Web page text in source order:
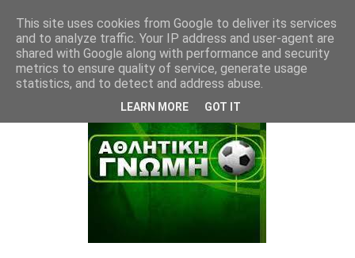
This site uses cookies from Google to deliver its services
and to analyze traffic. Your IP address and user-agent are
shared with Google along with performance and security
metrics to ensure quality of service, generate usage
statistics, and to detect and address abuse.
LEARN MORE GOT IT